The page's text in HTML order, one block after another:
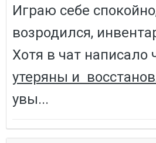
Играю себе
возродился,
Хотя в чат написало
утеряны и
увы...